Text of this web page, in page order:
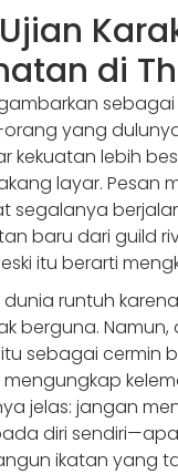
di
yang
kekuatan lebih
layar. Pesan
baru dari guild
itu berarti
runtuh
berguna.
sebagai cermin
jelas: jangan
diri
ikatan yang